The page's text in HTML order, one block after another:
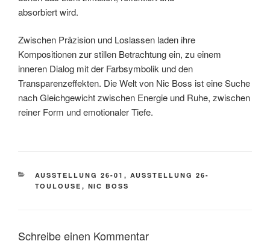
absorbiert wird.
Zwischen Präzision und Loslassen laden ihre
Kompositionen zur stillen Betrachtung ein, zu einem
inneren Dialog mit der Farbsymbolik und den
Transparenzeffekten. Die Welt von Nic Boss ist eine Suche
nach Gleichgewicht zwischen Energie und Ruhe, zwischen
reiner Form und emotionaler Tiefe.
KATEGORIEN
AUSSTELLUNG 26-01 , AUSSTELLUNG 26-
TOULOUSE , NIC BOSS
Schreibe einen Kommentar